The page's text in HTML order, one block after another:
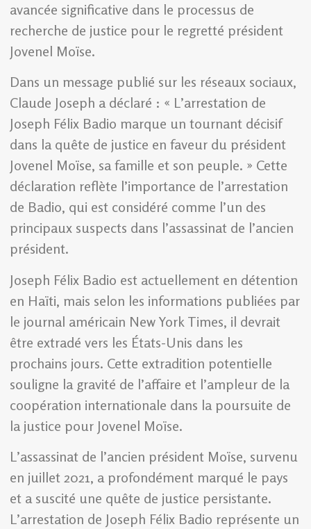
avancée significative dans le processus de
recherche de justice pour le regretté président
Jovenel Moïse.
Dans un message publié sur les réseaux sociaux,
Claude Joseph a déclaré : « L’arrestation de
Joseph Félix Badio marque un tournant décisif
dans la quête de justice en faveur du président
Jovenel Moïse, sa famille et son peuple. » Cette
déclaration reflète l’importance de l’arrestation
de Badio, qui est considéré comme l’un des
principaux suspects dans l’assassinat de l’ancien
président.
Joseph Félix Badio est actuellement en détention
en Haïti, mais selon les informations publiées par
le journal américain New York Times, il devrait
être extradé vers les États-Unis dans les
prochains jours. Cette extradition potentielle
souligne la gravité de l’affaire et l’ampleur de la
coopération internationale dans la poursuite de
la justice pour Jovenel Moïse.
L’assassinat de l’ancien président Moïse, survenu
en juillet 2021, a profondément marqué le pays
et a suscité une quête de justice persistante.
L’arrestation de Joseph Félix Badio représente un